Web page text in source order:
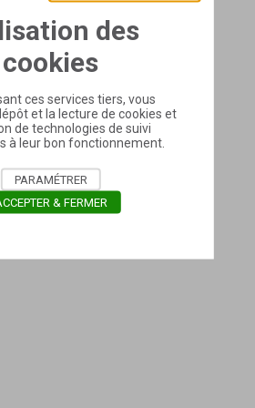
des
cookies
ces services tiers, vous
et la lecture de cookies et
de technologies de suivi
à leur bon fonctionnement.
PARAMÉTRER
& FERMER